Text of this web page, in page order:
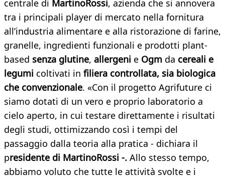
centrale di MartinoRossi, azienda che si annovera
tra i principali player di mercato nella fornitura
all’industria alimentare e alla ristorazione di farine,
granelle, ingredienti funzionali e prodotti plant-
based senza glutine, allergeni e Ogm da cereali e
legumi coltivati in filiera controllata, sia biologica
che convenzionale. «Con il progetto Agrifuture ci
siamo dotati di un vero e proprio laboratorio a
cielo aperto, in cui testare direttamente i risultati
degli studi, ottimizzando così i tempi del
passaggio dalla teoria alla pratica - dichiara il
presidente di MartinoRossi -. Allo stesso tempo,
abbiamo voluto che tutte le attività svolte e i